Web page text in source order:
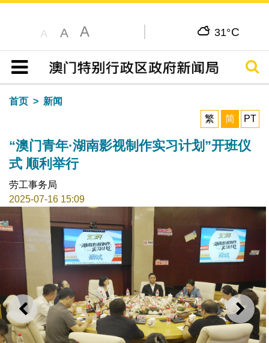
A A A 31°C
目录
搜寻
首页
新闻
繁
简 PT
“澳门青年·湖南影视制作实习计划”开班仪
式 顺利举行
劳工事务局
2025-07-16 15:09
上一则 下一